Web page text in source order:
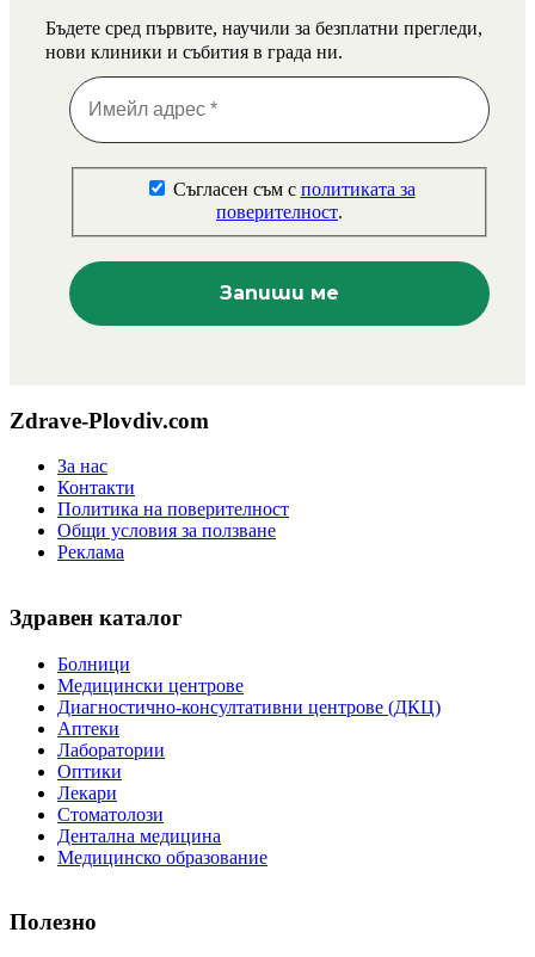
Бъдете сред първите, научили за безплатни прегледи,
нови клиники и събития в града ни.
Съгласен съм с политиката за
поверителност.
Zdrave-Plovdiv.com
За нас
Контакти
Политика на поверителност
Общи условия за ползване
Реклама
Здравен каталог
Болници
Медицински центрове
Диагностично-консултативни центрове (ДКЦ)
Аптеки
Лаборатории
Оптики
Лекари
Стоматолози
Дентална медицина
Медицинско образование
Полезно